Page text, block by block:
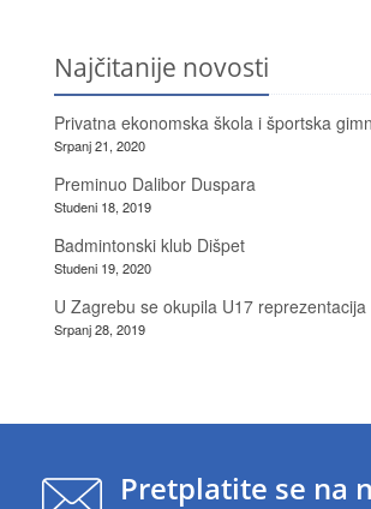
Najčitanije novosti
Privatna ekonomska škola i športska
Srpanj 21, 2020
Preminuo Dalibor Duspara
Studeni 18, 2019
Badmintonski klub Dišpet
Studeni 19, 2020
U Zagrebu se okupila U17
Srpanj 28, 2019
Pretplatite se na